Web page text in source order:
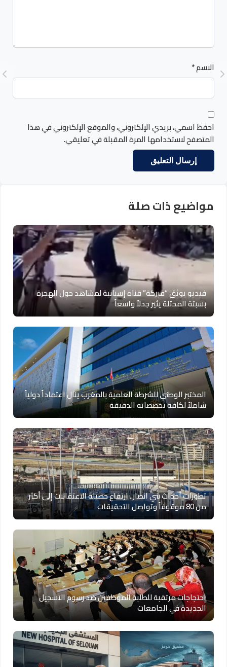
الاسم*
احفظ اسمي، بريدي الإلكتروني، والموقع الإلكتروني في هذا
المتصفح لاستخدامها المرة المقبلة في تعليقي.
مواضيع ذات صلة
فيديو يوثق “فبركة” قناة إسبانية لمشاهد حول الهجرة
بسبتة المحتلة يثير جدلاً واسعاً
المختبر الوطني للشرطة العلمية بالمغرب ينال اعتماداً دولياً
شاملاً لكافة تخصصاته الدقيقة
تطورات أحداث بني انصار.. ارتفاع حصيلة الاعتقالات إلى أكثر
من 80 موقوفاً وتواصل التحقيقات
احتجاجات مرتقبة للطلبة الموظفين ضد رسوم التسجيل
الجديدة في الجامعات